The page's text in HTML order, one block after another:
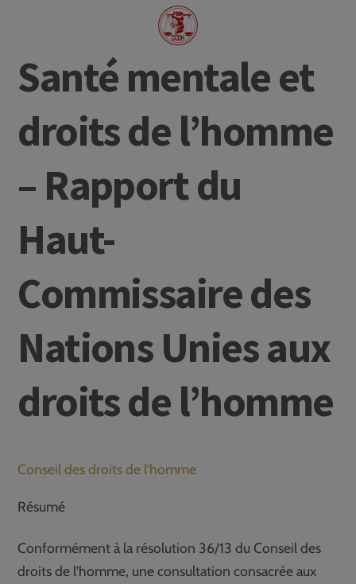
Santé mentale et
droits de l’homme
– Rapport du
Haut-
Commissaire des
Nations Unies aux
droits de l’homme
Conseil des droits de l’homme
Résumé
Conformément à la résolution 36/13 du Conseil des
droits de l’homme, une consultation consacrée aux